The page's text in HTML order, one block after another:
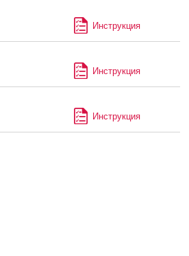
Инструкция
Инструкция
Инструкция